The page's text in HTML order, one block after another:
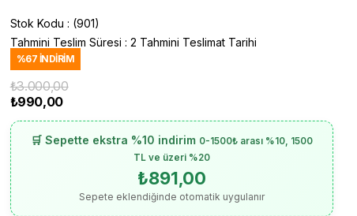
Stok Kodu
(901)
Tahmini Teslim Süresi : 2 Tahmini Teslimat Tarihi
%67 İNDIRIM
₺3.000,00
₺990,00
🛒 Sepette ekstra %10 indirim 0-1500₺ arası %10, 1500
TL ve üzeri %20
₺891,00
Sepete eklendiğinde otomatik uygulanır